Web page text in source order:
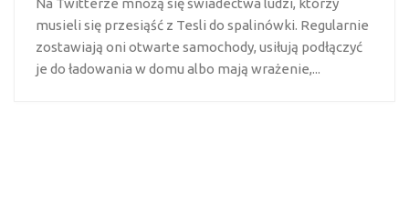
musieli się przesiąść z Tesli do spalinówki. Regularnie
zostawiają oni otwarte samochody, usiłują podłączyć
je do ładowania w domu albo mają wrażenie,...